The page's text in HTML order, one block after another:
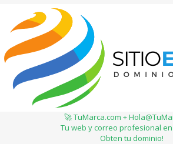
🚀 TuMarca.com +
Tu web y correo profesional
Obten tu dominio!